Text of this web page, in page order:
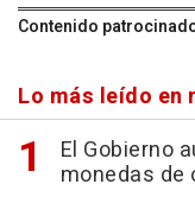
Contenido
Lo más leído en
El Gobierno
monedas de